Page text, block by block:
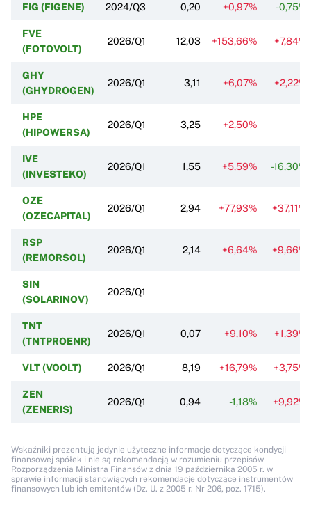
FIG (FIGENE) 2024/Q3 0,20 +0,97% -0,75%
FVE
(FOTOVOLT)
2026/Q1 12,03 +153,66% +7,84%
GHY
(GHYDROGEN)
2026/Q1 3,11 +6,07% +2,22%
HPE
(HIPOWERSA)
2026/Q1 3,25 +2,50%
IVE
(INVESTEKO)
2026/Q1 1,55 +5,59% -16,30%
OZE
(OZECAPITAL)
2026/Q1 2,94 +77,93% +37,11%
RSP
(REMORSOL)
2026/Q1 2,14 +6,64% +9,66%
SIN
(SOLARINOV)
2026/Q1
TNT
(TNTPROENR)
2026/Q1 0,07 +9,10% +1,39%
VLT (VOOLT) 2026/Q1 8,19 +16,79% +3,75%
ZEN
(ZENERIS)
2026/Q1 0,94 -1,18% +9,92%
Wskaźniki prezentują jedynie użyteczne informacje dotyczące kondycji
finansowej spółek i nie są rekomendacją w rozumieniu przepisów
Rozporządzenia Ministra Finansów z dnia 19 października 2005 r. w
sprawie informacji stanowiących rekomendacje dotyczące instrumentów
finansowych lub ich emitentów (Dz. U. z 2005 r. Nr 206, poz. 1715).